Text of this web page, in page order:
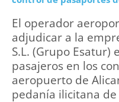
El operador
adjudicar a la
S.L. (Grupo Esatur)
pasajeros en los
aeropuerto de
pedanía ilicitana de